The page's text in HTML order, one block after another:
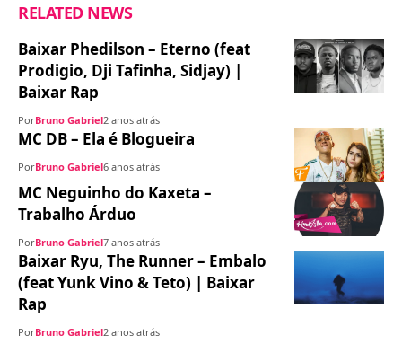
RELATED NEWS
Baixar Phedilson – Eterno (feat
Prodigio, Dji Tafinha, Sidjay) |
Baixar Rap
PorBruno Gabriel2 anos atrás
MC DB – Ela é Blogueira
PorBruno Gabriel6 anos atrás
MC Neguinho do Kaxeta –
Trabalho Árduo
PorBruno Gabriel7 anos atrás
Baixar Ryu, The Runner – Embalo
(feat Yunk Vino & Teto) | Baixar
Rap
PorBruno Gabriel2 anos atrás